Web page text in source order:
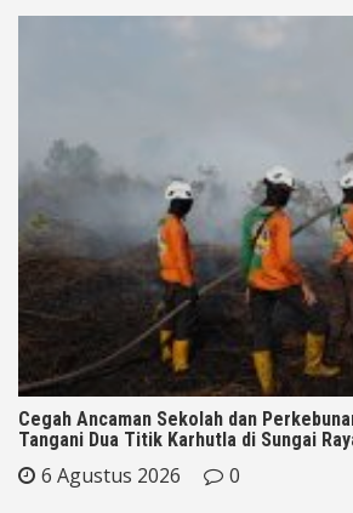
Cegah Ancaman Sekolah dan
Tangani Dua Titik Karhutla di Sungai
6 Agustus 2026 0